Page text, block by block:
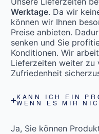
Werktage. Da wir
können wir Ihnen
Preise anbieten.
senken und Sie
Konditionen. Wir
Lieferzeiten weiter zu
Zufriedenheit
KANN ICH EIN
WENN ES MIR
Ja, Sie können